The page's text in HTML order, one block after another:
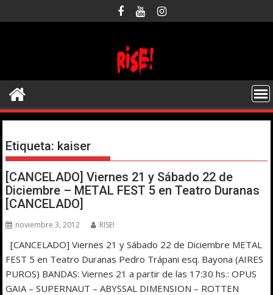
al
Etiqueta: kaiser
[CANCELADO] Viernes 21 y Sábado 22 de
Diciembre – METAL FEST 5 en Teatro Duranas
[CANCELADO]
noviembre 3, 2012 RISE!
[CANCELADO] Viernes 21 y Sábado 22 de Diciembre METAL
FEST 5 en Teatro Duranas Pedro Trápani esq. Bayona (AIRES
PUROS) BANDAS: Viernes 21 a partir de las 17:30 hs.: OPUS
GAIA – SUPERNAUT – ABYSSAL DIMENSION – ROTTEN